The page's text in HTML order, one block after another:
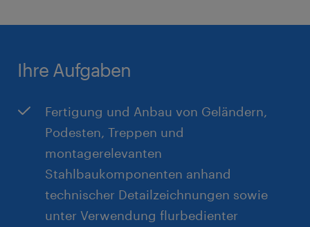
Selbständiges und gewissenhaftes Arbeiten
Einsatzbereitschaft
Ihre Aufgaben
Fertigung und Anbau von Geländern,
Podesten, Treppen und
montagerelevanten
Stahlbaukomponenten anhand
technischer Detailzeichnungen sowie
unter Verwendung flurbedienter